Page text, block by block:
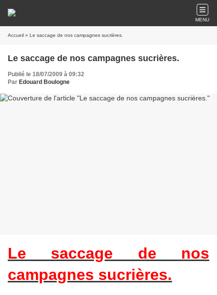
MENU
Accueil » Le saccage de nos campagnes sucrières.
Le saccage de nos campagnes sucrières.
Publié le 18/07/2009 à 09:32
Par Edouard Boulogne
Le saccage de nos
campagnes sucrières.